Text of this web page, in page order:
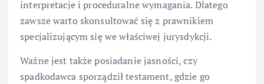
interpretacje i proceduralne wymagania. Dlatego
zawsze warto skonsultować się z prawnikiem
specjalizującym się we właściwej jurysdykcji.
Ważne jest także posiadanie jasności, czy
spadkodawca sporządził testament, gdzie go